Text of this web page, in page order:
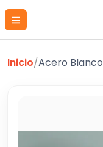
Inicio/Acero Blanco